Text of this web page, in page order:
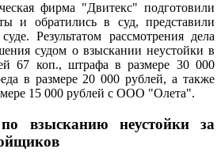
фирма "Двитекс" подготовили
и обратились в суд, представили
Результатом рассмотрения дела
судом о взыскании неустойки в
67 коп., штрафа в размере 30 000
в размере 20 000 рублей, а также
15 000 рублей с ООО "Олета".
взысканию неустойки за